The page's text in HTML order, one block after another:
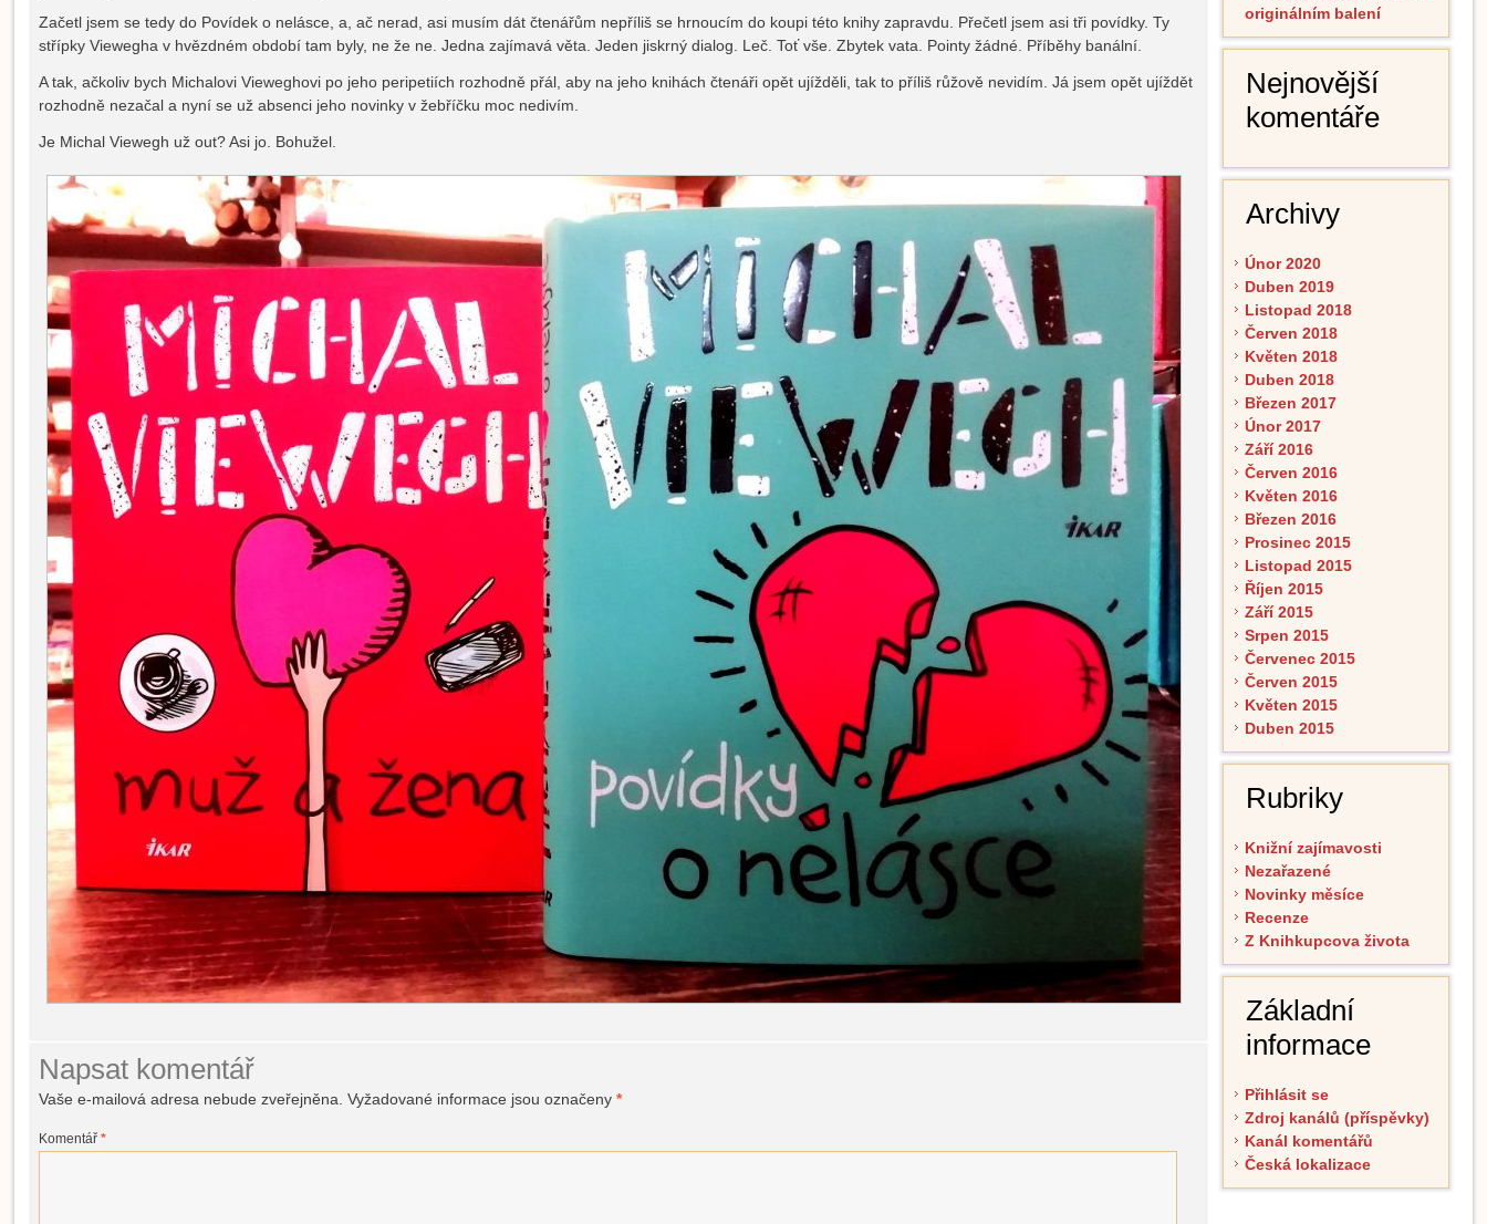
Začetl jsem se tedy do Povídek o nelásce, a, ač nerad, asi musím dát čtenářům nepříliš se hrnoucím do koupi této knihy zapravdu. Přečetl jsem asi tři povídky. Ty
střípky Viewegha v hvězdném období tam byly, ne že ne. Jedna zajímavá věta. Jeden jiskrný dialog. Leč. Toť vše. Zbytek vata. Pointy žádné. Příběhy banální.
A tak, ačkoliv bych Michalovi Vieweghovi po jeho peripetiích rozhodně přál, aby na jeho knihách čtenáři opět ujížděli, tak to příliš růžově nevidím. Já jsem opět ujíždět
rozhodně nezačal a nyní se už absenci jeho novinky v žebříčku moc nedivím.
Je Michal Viewegh už out? Asi jo. Bohužel.
Napsat komentář
Vaše e-mailová adresa nebude zveřejněna. Vyžadované informace jsou označeny*
Komentář*
originálním balení
Nejnovější
komentáře
Archivy
Únor 2020
Duben 2019
Listopad 2018
Červen 2018
Květen 2018
Duben 2018
Březen 2017
Únor 2017
Září 2016
Červen 2016
Květen 2016
Březen 2016
Prosinec 2015
Listopad 2015
Říjen 2015
Září 2015
Srpen 2015
Červenec 2015
Červen 2015
Květen 2015
Duben 2015
Rubriky
Knižní zajímavosti
Nezařazené
Novinky měsíce
Recenze
Z Knihkupcova života
Základní
informace
Přihlásit se
Zdroj kanálů (příspěvky)
Kanál komentářů
Česká lokalizace